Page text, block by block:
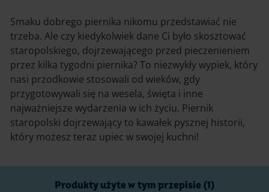
Smaku dobrego piernika nikomu przedstawiać nie
trzeba. Ale czy kiedykolwiek dane Ci było skosztować
staropolskiego, dojrzewającego przed pieczenieniem
przez kilka tygodni piernika? To niezwykły wypiek, który
nasi przodkowie stosowali od wieków, gdy
przygotowywali się na wesela, święta i inne
najważniejsze wydarzenia w ich życiu. Piernik
staropolski dojrzewający to kawałek pysznej historii,
który możesz teraz upiec w swojej kuchni!
Produkty użyte w tym przepisie (1)